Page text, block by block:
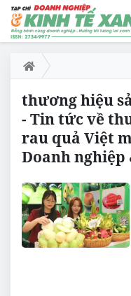
thương hiệu
- Tin tức về
rau quả Việt
Doanh